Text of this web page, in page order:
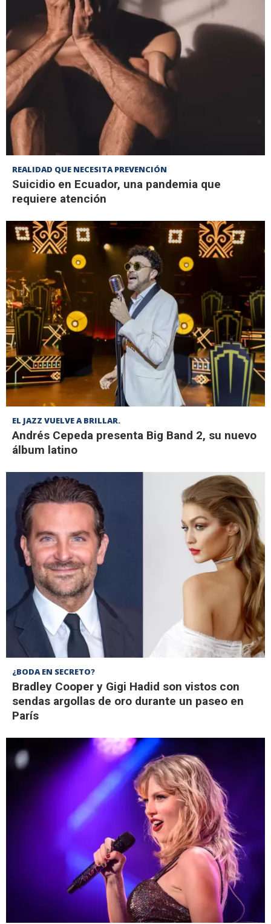
REALIDAD QUE NECESITA PREVENCIÓN
Suicidio en Ecuador, una pandemia que
requiere atención
EL JAZZ VUELVE A BRILLAR.
Andrés Cepeda presenta Big Band 2, su nuevo
álbum latino
¿BODA EN SECRETO?
Bradley Cooper y Gigi Hadid son vistos con
sendas argollas de oro durante un paseo en
París